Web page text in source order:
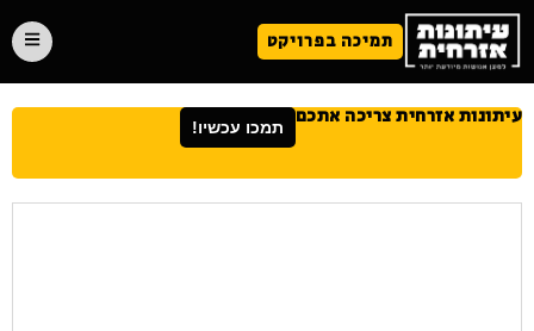
תמיכה בפרויקט
עיתונות אזרחית צריכה אתכם תמכו עכשיו!